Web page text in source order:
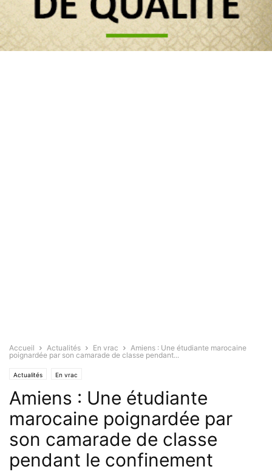
Accueil Actualités En vrac
Amiens : Une étudiante marocaine
poignardée par son camarade de classe pendant...
Actualités En vrac
Amiens : Une étudiante
marocaine poignardée par
son camarade de classe
pendant le confinement